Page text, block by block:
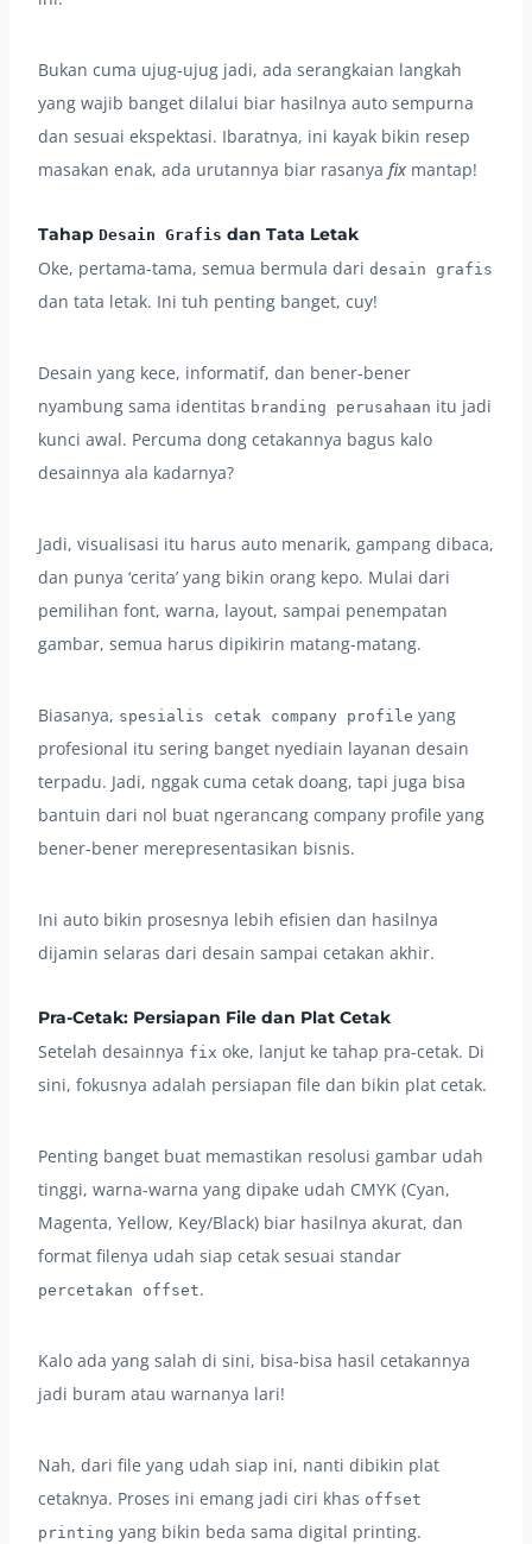
Bukan cuma ujug-ujug jadi, ada serangkaian langkah
yang wajib banget dilalui biar hasilnya auto sempurna
dan sesuai ekspektasi. Ibaratnya, ini kayak bikin resep
masakan enak, ada urutannya biar rasanya fix mantap!
Tahap Desain Grafis dan Tata Letak
Oke, pertama-tama, semua bermula dari desain grafis
dan tata letak. Ini tuh penting banget, cuy!
Desain yang kece, informatif, dan bener-bener
nyambung sama identitas branding perusahaan itu jadi
kunci awal. Percuma dong cetakannya bagus kalo
desainnya ala kadarnya?
Jadi, visualisasi itu harus auto menarik, gampang dibaca,
dan punya ‘cerita’ yang bikin orang kepo. Mulai dari
pemilihan font, warna, layout, sampai penempatan
gambar, semua harus dipikirin matang-matang.
Biasanya, spesialis cetak company profile yang
profesional itu sering banget nyediain layanan desain
terpadu. Jadi, nggak cuma cetak doang, tapi juga bisa
bantuin dari nol buat ngerancang company profile yang
bener-bener merepresentasikan bisnis.
Ini auto bikin prosesnya lebih efisien dan hasilnya
dijamin selaras dari desain sampai cetakan akhir.
Pra-Cetak: Persiapan File dan Plat Cetak
Setelah desainnya fix oke, lanjut ke tahap pra-cetak. Di
sini, fokusnya adalah persiapan file dan bikin plat cetak.
Penting banget buat memastikan resolusi gambar udah
tinggi, warna-warna yang dipake udah CMYK (Cyan,
Magenta, Yellow, Key/Black) biar hasilnya akurat, dan
format filenya udah siap cetak sesuai standar
percetakan offset.
Kalo ada yang salah di sini, bisa-bisa hasil cetakannya
jadi buram atau warnanya lari!
Nah, dari file yang udah siap ini, nanti dibikin plat
cetaknya. Proses ini emang jadi ciri khas offset
printing yang bikin beda sama digital printing.